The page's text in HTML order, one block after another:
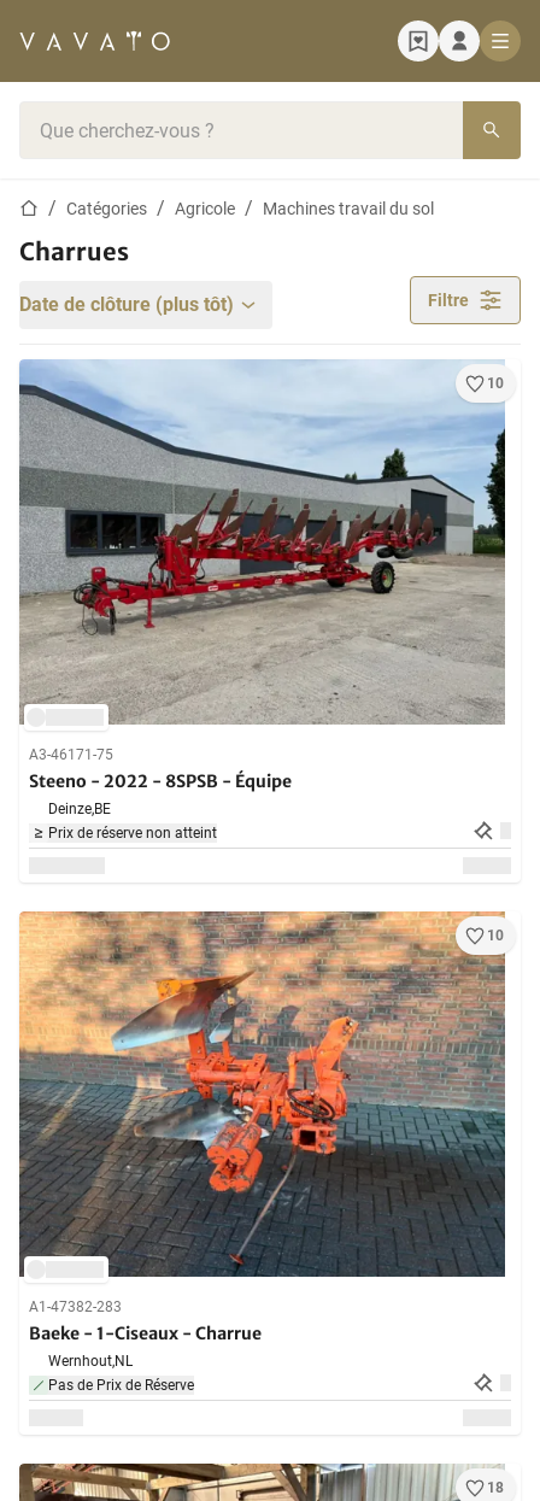
Page d'accueil
Catégories Agricole Machines travail du sol
Charrues
Date de clôture (plus tôt) Filtre
10
A3-46171-75
Steeno - 2022 - 8SPSB - Équipe
Deinze,BE
Prix de réserve non atteint
10
A1-47382-283
Baeke - 1-Ciseaux - Charrue
Wernhout,NL
Pas de Prix de Réserve
18